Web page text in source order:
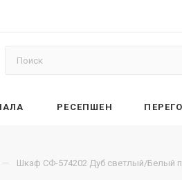
РЕСЕПШЕН
— Шкаф СФ-574202 Дуб светлый/Белый